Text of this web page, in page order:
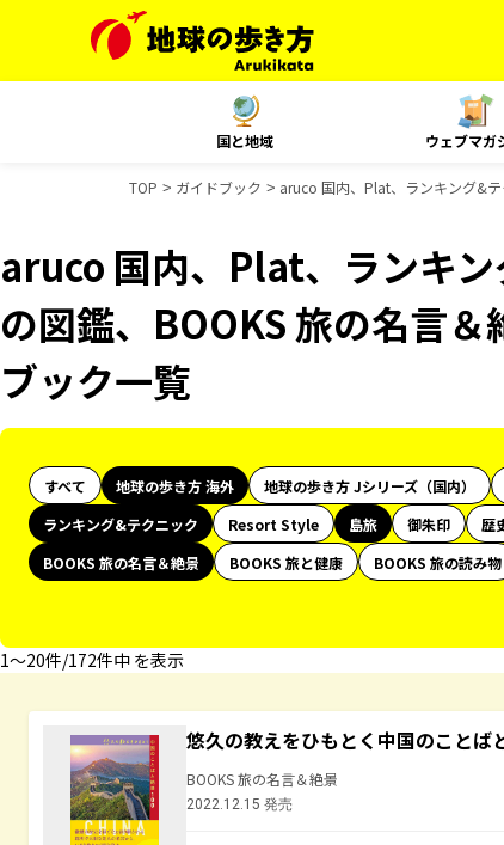
国と地域 ウェブマガ
TOP ガイドブック aruco 国内、Plat、ランキング&
aruco 国内、Plat、ランキ
の図鑑、BOOKS 旅の名言
ブック一覧
すべて 地球の歩き方 海外 地球の歩き方 Jシリーズ（国内）
ランキング&テクニック
Resort Style 島旅 御朱印 歴
BOOKS 旅の名言＆絶景
BOOKS 旅と健康 BOOKS 旅の読み物
1〜20件/172件中 を表示
悠久の教えをひもとく中国のことば
BOOKS 旅の名言＆絶景
2022.12.15 発売